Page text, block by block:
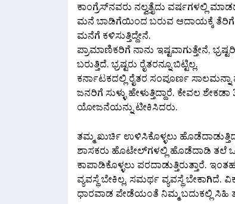
ಕಾಂಗ್ರೆಸ್‌ನವರು ನಲ್ವತ್ತೈದು ವರ್ಷಗಳಲ್ಲಿ
ಮನೆ ಬಾಡಿಗೆಯಿಂದ ಬರುವ ಆದಾಯಕ್ಕೆ ತೆರಿಗೆ
ಮನೆಗೆ ಕಳಿಸುತ್ತಿದ್ದೇನೆ‌.
ಪ್ರಾಮಾಣಿಕರಿಗೆ ನಾನು ಇಷ್ಟವಾಗುತ್ತೇನೆ,
ಬರುತ್ತಿದೆ. ಭ್ರಷ್ಟರು ರೈತರನ್ನೂ ಬಿಟ್ಟಿಲ್ಲ.
ಕರ್ನಾಟಕದಲ್ಲಿ ರೈತರ ಸಂಪೂರ್ಣ
ಜನರಿಗೆ ಸುಳ್ಳು ಹೇಳುತ್ತಿದ್ದಾರೆ. ಕೇವಲ
ಯೋಜನೆಯನ್ನು ಟೀಕಿಸಿದರು.
ತಮ್ಮ ಖುರ್ಚಿ ಉಳಿಸಿಕೊಳ್ಳಲು
ಶಾಸಕರು ಹೊಟೇಲ್‌ಗಳಲ್ಲಿ ಹೊಡೆದಾಡಿ ತಲೆ
ಕಾಪಾಡಿಕೊಳ್ಳಲು ಪರದಾಡುತ್ತಿರುತ್ತಾರೆ.
ವ್ಯವಸ್ಥೆ ಬೇಕಿಲ್ಲ, ಸಮರ್ಥ ವ್ಯವಸ್ಥೆ
ಧಾರವಾಡ ಪೇಡೆಯಂತೆ ನಿಮ್ಮ ಬದುಕಲ್ಲಿ